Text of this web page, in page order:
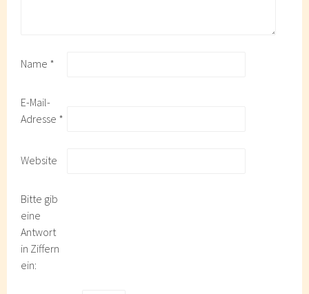
Name *
E-Mail-
Adresse *
Website
Bitte gib
eine
Antwort
in Ziffern
ein: